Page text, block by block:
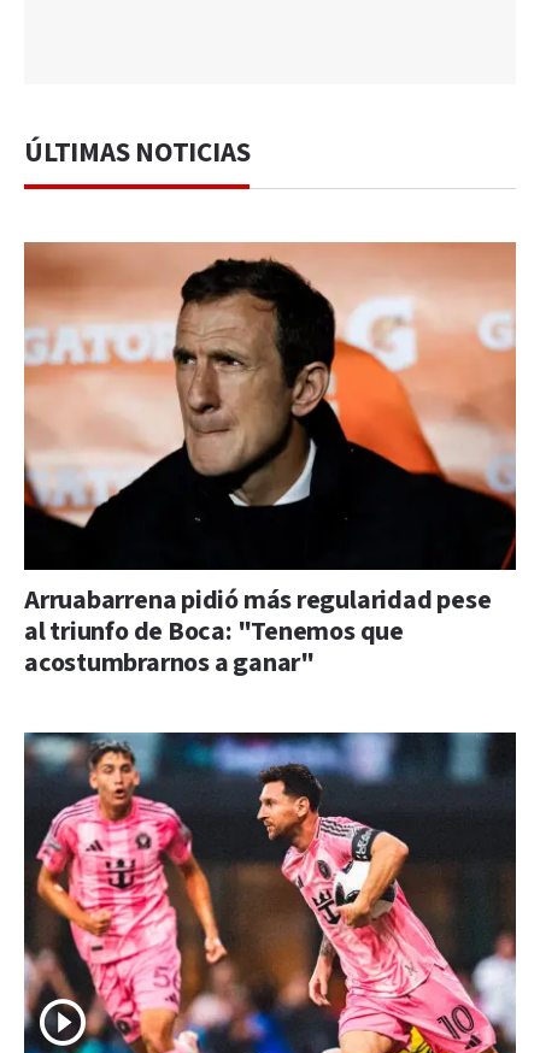
ÚLTIMAS NOTICIAS
Arruabarrena pidió más regularidad pese
al triunfo de Boca: "Tenemos que
acostumbrarnos a ganar"